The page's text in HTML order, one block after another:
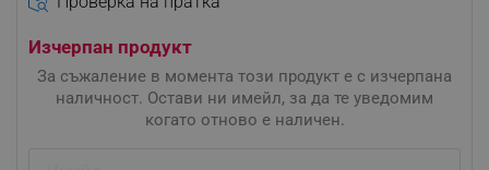
Изчерпан продукт
За съжаление в момента този продукт е с изчерпана
наличност. Остави ни имейл, за да те уведомим
когато отново е наличен.